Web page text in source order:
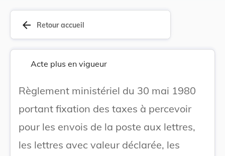
arrow_back Retour accueil
Acte plus en vigueur
Règlement ministériel du 30 mai 1980
portant fixation des taxes à percevoir
pour les envois de la poste aux lettres,
les lettres avec valeur déclarée, les